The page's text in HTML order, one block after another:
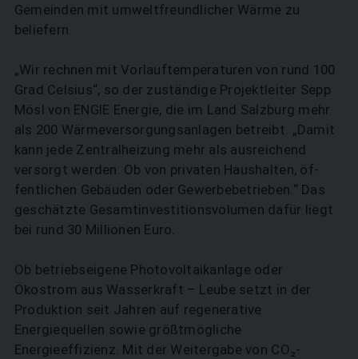
Gemeinden mit umweltfreundlicher Wärme zu
beliefern.
„Wir rechnen mit Vorlauftemperaturen von rund 100
Grad Celsius“, so der zuständige Projektleiter Sepp
Mösl von ENGIE Energie, die im Land Salzburg mehr
als 200 Wärmeversorgungsanlagen betreibt. „Damit
kann jede Zen­tral­heizung mehr als ausreichend
versorgt werden. Ob von privaten Haushalten, öf­­
fent­lichen Gebäuden oder Ge­wer­be­betrieben.“ Das
geschätzte Gesamt­investitions­volu­men dafür liegt
bei rund 30 Millionen Euro.
Ob betriebseigene Photovoltaikanlage oder
Ökostrom aus Wasserkraft – Leube setzt in der
Produktion seit Jahren auf regenerative
Energiequellen sowie größtmögliche
Energieeffizienz. Mit der Weitergabe von CO₂-